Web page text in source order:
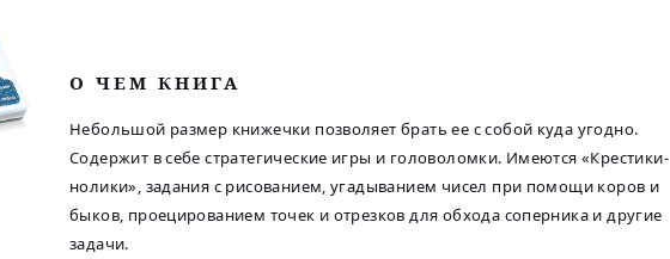
O ЧЕМ КНИГА
Небольшой размер книжечки позволяет брать ее с собой куда угодно.
Содержит в себе стратегические игры и головоломки. Имеются «Крестики-
нолики», задания с рисованием, угадыванием чисел при помощи коров и
быков, проецированием точек и отрезков для обхода соперника и другие
задачи.